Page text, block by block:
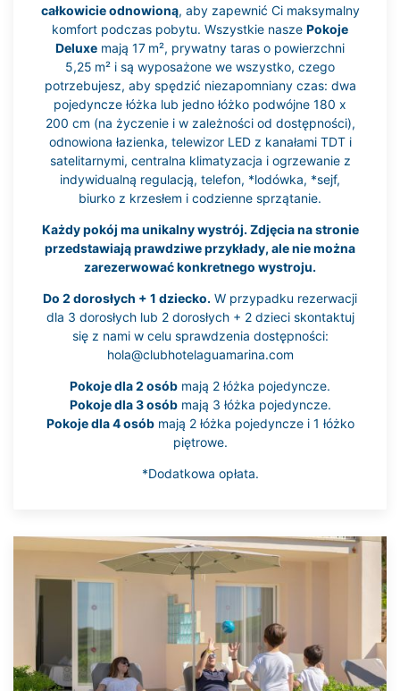
całkowicie odnowioną, aby zapewnić Ci maksymalny
komfort podczas pobytu. Wszystkie nasze Pokoje
Deluxe mają 17 m², prywatny taras o powierzchni
5,25 m² i są wyposażone we wszystko, czego
potrzebujesz, aby spędzić niezapomniany czas: dwa
pojedyncze łóżka lub jedno łóżko podwójne 180 x
200 cm (na życzenie i w zależności od dostępności),
odnowiona łazienka, telewizor LED z kanałami TDT i
satelitarnymi, centralna klimatyzacja i ogrzewanie z
indywidualną regulacją, telefon, *lodówka, *sejf,
biurko z krzesłem i codzienne sprzątanie.
Każdy pokój ma unikalny wystrój. Zdjęcia na stronie
przedstawiają prawdziwe przykłady, ale nie można
zarezerwować konkretnego wystroju.
Do 2 dorosłych + 1 dziecko. W przypadku rezerwacji
dla 3 dorosłych lub 2 dorosłych + 2 dzieci skontaktuj
się z nami w celu sprawdzenia dostępności:
hola@clubhotelaguamarina.com
Pokoje dla 2 osób mają 2 łóżka pojedyncze.
Pokoje dla 3 osóbmają 3 łóżka pojedyncze.
Pokoje dla 4 osóbmają 2 łóżka pojedyncze i 1 łóżko
piętrowe.
*Dodatkowa opłata.